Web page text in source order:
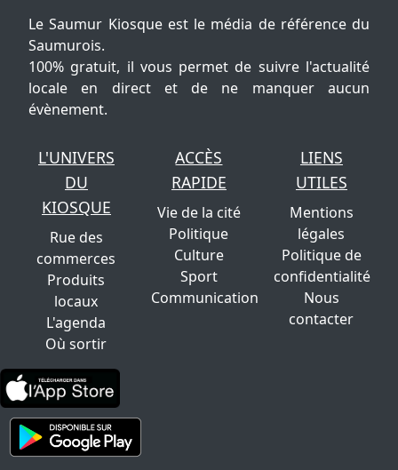
Le Saumur Kiosque est le média de référence du
Saumurois.
100% gratuit, il vous permet de suivre l'actualité
locale en direct et de ne manquer aucun
évènement.
L'UNIVERS
DU
KIOSQUE
Rue des
commerces
Produits
locaux
L'agenda
Où sortir
ACCÈS
RAPIDE
Vie de la cité
Politique
Culture
Sport
Communication
LIENS
UTILES
Mentions
légales
Politique de
confidentialité
Nous
contacter